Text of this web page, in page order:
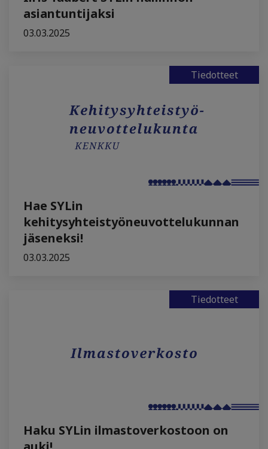
asiantuntijaksi
03.03.2025
Tiedotteet
Hae SYLin
kehitysyhteistyöneuvottelukunnan
jäseneksi!
03.03.2025
Tiedotteet
Haku SYLin ilmastoverkostoon on